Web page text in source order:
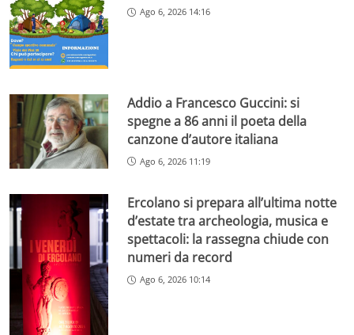
Ago 6, 2026 14:16
Addio a Francesco Guccini: si
spegne a 86 anni il poeta della
canzone d’autore italiana
Ago 6, 2026 11:19
Ercolano si prepara all’ultima notte
d’estate tra archeologia, musica e
spettacoli: la rassegna chiude con
numeri da record
Ago 6, 2026 10:14